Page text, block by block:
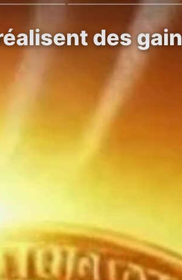
des